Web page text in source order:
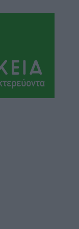
στην
«Ο
να